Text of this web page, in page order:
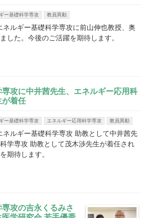
ー基礎科学専攻 教員異動
ルギー基礎科学専攻に前山伸也教授、奥
ました。今後のご活躍を期待します。
攻に中井茜先生、エネルギー応用科
が着任
ー基礎科学専攻 エネルギー応用科学専攻 教員異動
ルギー基礎科学専攻 助教として中井茜先
学専攻 助教として茂木渉先生が着任され
期待します。
攻の吉永くるみさ